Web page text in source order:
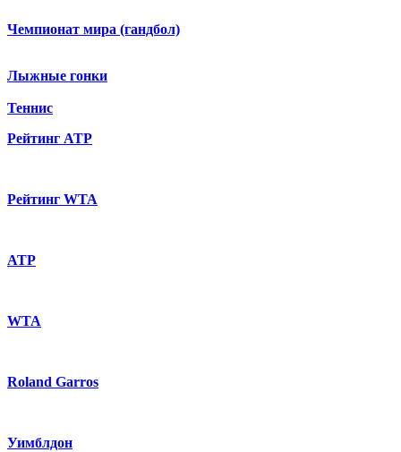
Чемпионат мира (гандбол)
Лыжные гонки
Теннис
Рейтинг ATP
Рейтинг WTA
ATP
WTA
Roland Garros
Уимблдон